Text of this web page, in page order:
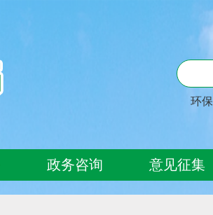
环保
政务咨询 意见征集